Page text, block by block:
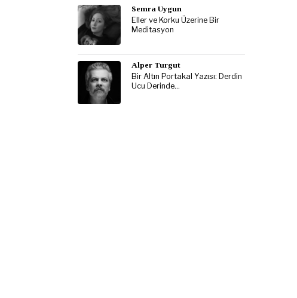
Semra Uygun
Eller ve Korku Üzerine Bir
Meditasyon
Alper Turgut
Bir Altın Portakal Yazısı: Derdin
Ucu Derinde…